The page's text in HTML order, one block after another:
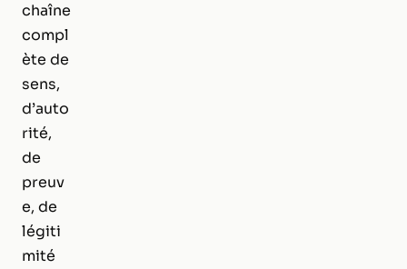
chaîne
compl
ète de
sens,
d’auto
rité,
de
preuv
e, de
légiti
mité